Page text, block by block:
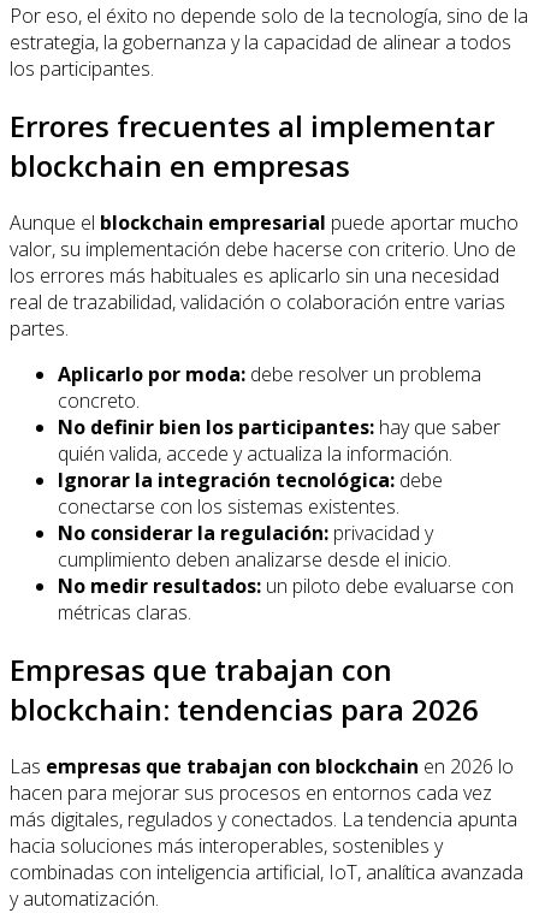
Por eso, el éxito no depende solo de la tecnología, sino de la
estrategia, la gobernanza y la capacidad de alinear a todos
los participantes.
Errores frecuentes al implementar
blockchain en empresas
Aunque el blockchain empresarial puede aportar mucho
valor, su implementación debe hacerse con criterio. Uno de
los errores más habituales es aplicarlo sin una necesidad
real de trazabilidad, validación o colaboración entre varias
partes.
Aplicarlo por moda: debe resolver un problema
concreto.
No definir bien los participantes: hay que saber
quién valida, accede y actualiza la información.
Ignorar la integración tecnológica: debe
conectarse con los sistemas existentes.
No considerar la regulación: privacidad y
cumplimiento deben analizarse desde el inicio.
No medir resultados: un piloto debe evaluarse con
métricas claras.
Empresas que trabajan con
blockchain: tendencias para 2026
Las empresas que trabajan con blockchain en 2026 lo
hacen para mejorar sus procesos en entornos cada vez
más digitales, regulados y conectados. La tendencia apunta
hacia soluciones más interoperables, sostenibles y
combinadas con inteligencia artificial, IoT, analítica avanzada
y automatización.